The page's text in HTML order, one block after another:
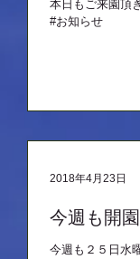
本日もご来園頂
#お知らせ
今週も開
今週も２５日水
2018年4月23日